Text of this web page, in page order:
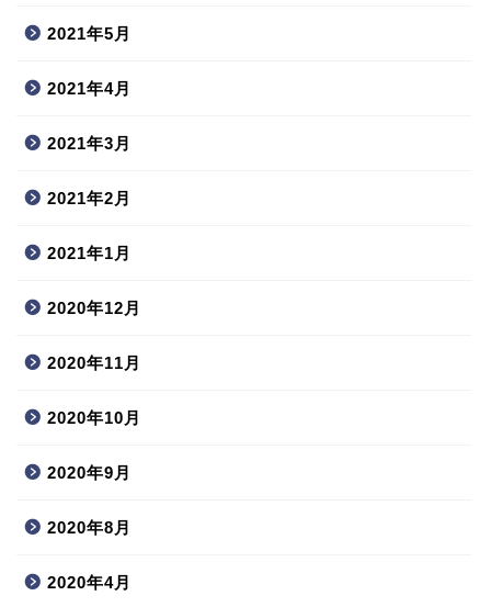
2021年5月
2021年4月
2021年3月
2021年2月
2021年1月
2020年12月
2020年11月
2020年10月
2020年9月
2020年8月
2020年4月